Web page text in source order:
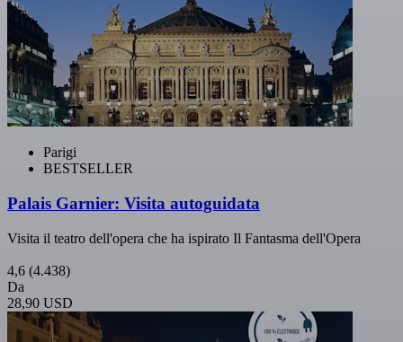
Parigi
BESTSELLER
Palais Garnier: Visita autoguidata
Visita il teatro dell'opera che ha ispirato Il Fantasma dell'Opera
4,6 (4.438)
Da
28,90 USD